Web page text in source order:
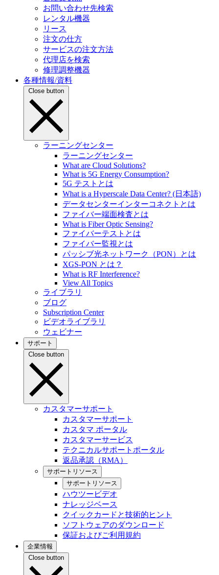
お問い合わせ先検索
レンタル機器
リース
注文の仕方
サービスの注文方法
代理店を検索
修理調整機器
各種情報/資料
Close button
ラーニングセンター
ラーニングセンター
What are Cloud Solutions?
What is 5G Energy Consumption?
5G テストとは
What is a Hyperscale Data Center? (日本語)
データセンターインターコネクトとは
ファイバー端面検査とは
What is Fiber Optic Sensing?
ファイバーテストとは
ファイバー監視とは
パッシブ光ネットワーク（PON）とは
XGS-PON とは？
What is RF Interference?
View All Topics
ライブラリ
ブログ
Subscription Center
ビデオライブラリ
ウェビナー
サポート
Close button
カスタマーサポート
カスタマーサポート
カスタマ ポータル
カスタマーサービス
テクニカルサポートポータル
返品承認（RMA）
サポートリソース
サポートリソース
ハウツービデオ
ナレッジベース
クイックカードと技術的ヒント
ソフトウェアのダウンロード
保証およびご利用規約
企業情報
Close button